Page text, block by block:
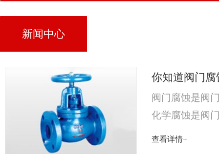
新闻中心
你知道阀门
阀门腐蚀是阀
化学腐蚀是阀
率取决于阀门
查看详情+